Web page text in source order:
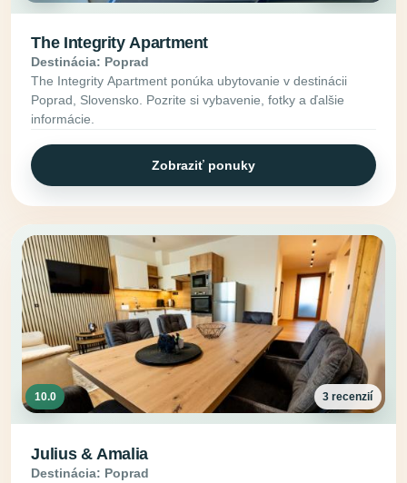
The Integrity Apartment
Destinácia: Poprad
The Integrity Apartment ponúka ubytovanie v destinácii
Poprad, Slovensko. Pozrite si vybavenie, fotky a ďalšie
informácie.
Zobraziť ponuky
10.0 3 recenzií
Julius & Amalia
Destinácia: Poprad